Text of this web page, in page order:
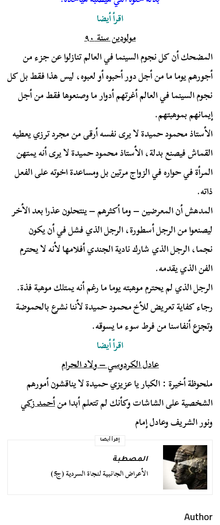
اقرأ أيضا
مولودين سنة ٩٠
المضحك أن كل نجوم السينما في العالم تنازلوا عن جزء من
أجورهم يوما ما من أجل دور أحبوه أو لعبوه، ليس هذا فقط بل كل
نجوم السينما في العالم أغرتهم أدوار ما وصنعوها فقط من أجل
إيمانهم بموهبتهم.
الأستاذ محمود حميدة لا يرى نفسه أرقى من مجرد ترزي يعطيه
القماش فيصنع بدلة، الأستاذ محمود حميدة لا يرى أنه يمتهن
المرأة في حواره في الزواج مرتين بل ومساعدة اخوته على الفعل
ذاته.
المدهش أن المعرضين – وما أكثرهم – ينتحلون عذرا بعد الأخر
ليصنعوا من الرجل أسطورة، الرجل الذي فشل في أن يكون
نجما، الرجل الذي شارك نادية الجندي أفلامها لأنه لا يحترم
الفن الذي يقدمه.
الرجل الذي لم يحترم موهبته يوما ما رغم أنه يمتلك موهبة فذة.
رجاء كفاية تعريض للأخ محمود حميدة لأننا نشرع بالحموضة
وتجزع أنفاسنا من فرط سوء ما يسوقه.
اقرأ أيضا
عادل الكردوسي – ولاد الحرام
ملحوظة أخيرة : الكبار يا عزيزي حميدة لا يناقشون أمورهم
الشخصية على الشاشات وكأنك لم تتعلم أبدا منأحمد زكي
ونور الشريف وعادل إمام
إقرأ أيضا
المصطبة
الأعراض الجانبية لنجاة السردية (ج5)
Author